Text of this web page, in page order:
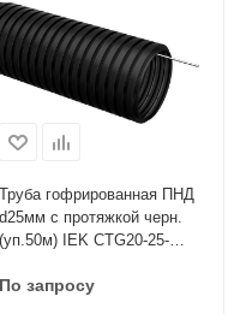
Труба гофрированная ПНД
d25мм с протяжкой черн.
(уп.50м) IEK CTG20-25-
По запросу